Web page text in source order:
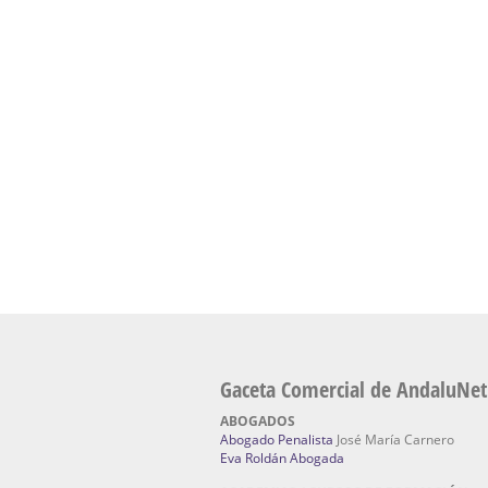
Gaceta Comercial de AndaluNet
ABOGADOS
Abogado Penalista José María Carnero
Eva Roldán Abogada